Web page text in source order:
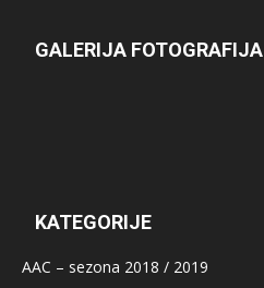
GALERIJA FOTOGRAFIJA
KATEGORIJE
AAC – sezona 2018 / 2019